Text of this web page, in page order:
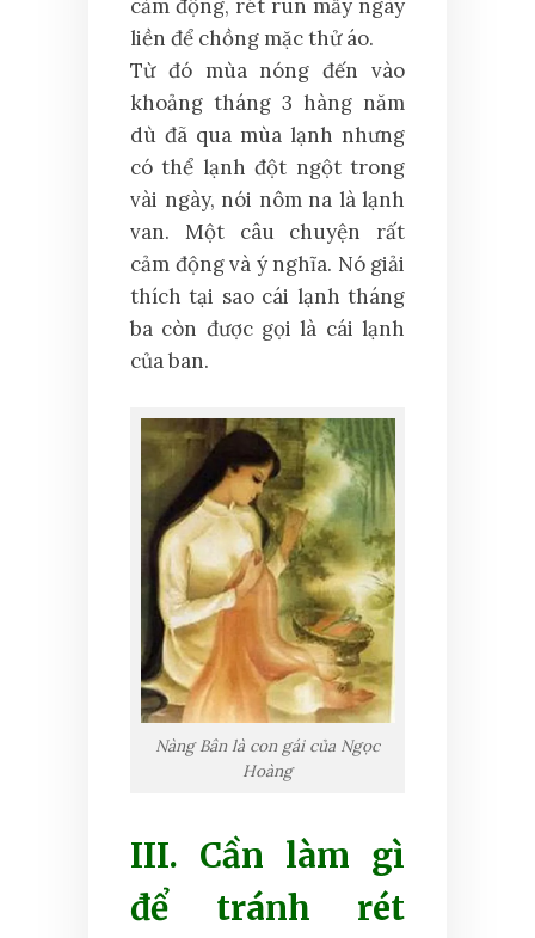
cảm động, rét run mấy ngày
liền để chồng mặc thử áo.
Từ đó mùa nóng đến vào
khoảng tháng 3 hàng năm
dù đã qua mùa lạnh nhưng
có thể lạnh đột ngột trong
vài ngày, nói nôm na là lạnh
van. Một câu chuyện rất
cảm động và ý nghĩa. Nó giải
thích tại sao cái lạnh tháng
ba còn được gọi là cái lạnh
của ban.
Nàng Bân là con gái của Ngọc
Hoàng
III. Cần làm gì
để tránh rét